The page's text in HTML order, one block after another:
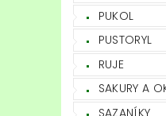
PUKOL
PUSTORYL
RUJE
SAKURY A
SAZANÍKY